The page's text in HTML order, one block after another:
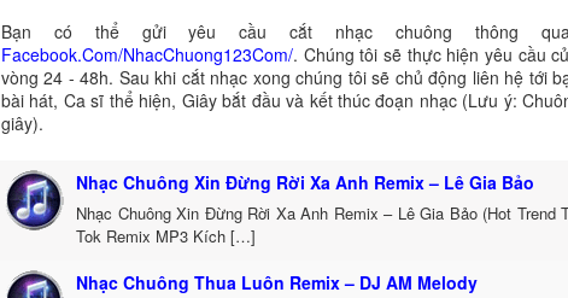
Bạn có thể gửi yêu cầu cắt nhạc chuông thông
Facebook.Com/NhacChuong123Com/. Chúng tôi sẽ thực hiện yêu cầu
vòng 24 - 48h. Sau khi cắt nhạc xong chúng tôi sẽ chủ động liên hệ tới
bài hát, Ca sĩ thể hiện, Giây bắt đầu và kết thúc đoạn nhạc (Lưu ý:
giây).
Nhạc Chuông Xin Đừng Rời Xa Anh Remix – Lê Gia Bảo
Nhạc Chuông Xin Đừng Rời Xa Anh Remix – Lê Gia Bảo (Hot Trend
Tok Remix MP3 Kích […]
Nhạc Chuông Thua Luôn Remix – DJ AM Melody